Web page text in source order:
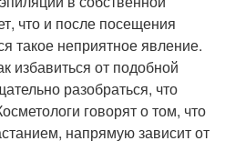
что и после посещения
такое неприятное явление.
избавиться от подобной
разобраться, что
говорят о том, что
напрямую зависит от